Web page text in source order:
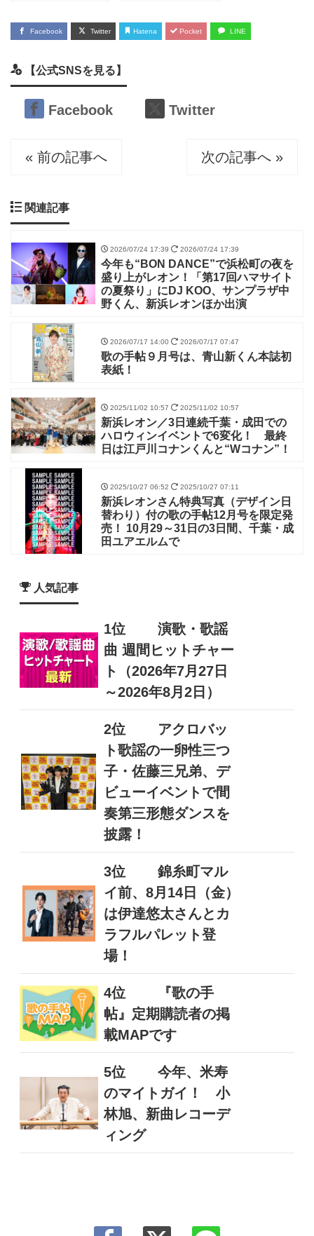
Facebook Twitter Hatena Pocket LINE
【公式SNSを見る】
Facebook Twitter
« 前の記事へ 次の記事へ »
関連記事
2026/07/24 17:39 2026/07/24 17:39
今年も“BON DANCE”で浜松町の夜を
盛り上がレオン！「第17回ハマサイト
の夏祭り」にDJ KOO、サンプラザ中
野くん、新浜レオンほか出演
2026/07/17 14:00 2026/07/17 07:47
歌の手帖９月号は、青山新くん本誌初
表紙！
2025/11/02 10:57 2025/11/02 10:57
新浜レオン／3日連続千葉・成田での
ハロウィンイベントで6変化！ 最終
日は江戸川コナンくんと“Wコナン”！
2025/10/27 06:52 2025/10/27 07:11
新浜レオンさん特典写真（デザイン日
替わり）付の歌の手帖12月号を限定発
売！ 10月29～31日の3日間、千葉・成
田ユアエルムで
人気記事
1位
演歌・歌謡
曲 週間ヒットチャー
ト（2026年7月27日
～2026年8月2日）
2位
アクロバッ
ト歌謡の一卵性三つ
子・佐藤三兄弟、デ
ビューイベントで間
奏第三形態ダンスを
披露！
3位
錦糸町マル
イ前、8月14日（金）
は伊達悠太さんとカ
ラフルパレット登
場！
4位
『歌の手
帖』定期購読者の掲
載MAPです
5位
今年、米寿
のマイトガイ！ 小
林旭、新曲レコーデ
ィング